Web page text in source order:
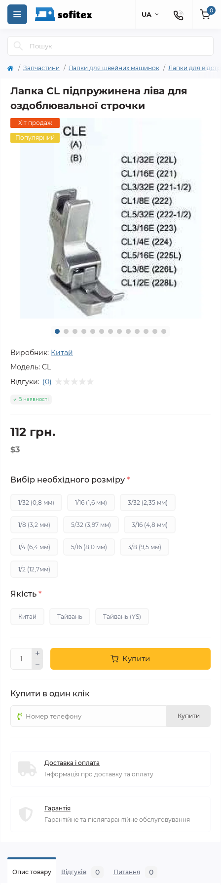
UA 0
Запчастини Лапки для швейних машинок Лапки для
Лапка CL підпружинена ліва для
оздоблювальної строчки
Хіт продаж
Популярний
Виробник: Китай
Модель: CL
Відгуки: (0)
В наявності
112 грн.
$3
Вибір необхідного розміру *
1/32 (0,8 мм) 1/16 (1,6 мм) 3/32 (2,35 мм)
1/8 (3,2 мм) 5/32 (3,97 мм) 3/16 (4,8 мм)
1/4 (6,4 мм) 5/16 (8,0 мм) 3/8 (9,5 мм)
1/2 (12,7мм)
Якість *
Китай Тайвань Тайвань (YS)
Купити
Купити в один клік
Купити
Доставка і оплата
Інформація про доставку та оплату
Гарантія
Гарантійне та післягарантійне обслуговування
Опис товару Відгуків 0 Питання 0